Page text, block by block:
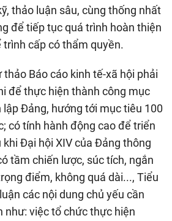
thảo luận sâu, cùng thống nhất
để tiếp tục quá trình hoàn thiện
cấp có thẩm quyền.
Báo cáo kinh tế-xã hội phải
để thực hiện thành công mục
Đảng, hướng tới mục tiêu 100
có tính hành động cao để triển
Đại hội XIV của Đảng thông
tầm chiến lược, súc tích, ngắn
điểm, không quá dài..., Tiểu
các nội dung chủ yếu cần
như: việc tổ chức thực hiện